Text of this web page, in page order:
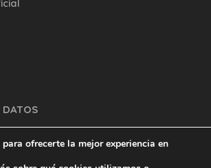
DATOS
ofrecerte la mejor experiencia en